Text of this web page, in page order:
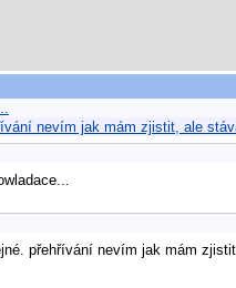
nevím jak mám zjistit, ale
přehřívání nevím jak mám